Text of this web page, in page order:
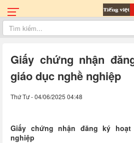
Giấy chứng nhận
giáo dục nghề nghiệp
Thứ Tư - 04/06/2025 04:48
Giấy chứng nhận đăng ký
nghiệp